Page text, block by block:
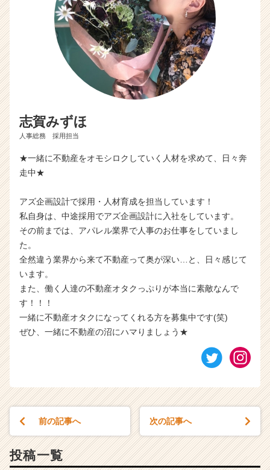
志賀みずほ
人事総務 採用担当
★一緒に不動産をオモシロクしていく人材を求めて、日々奔
走中★
アズ企画設計で採用・人材育成を担当しています！
私自身は、中途採用でアズ企画設計に入社をしています。
その前までは、アパレル業界で人事のお仕事をしていまし
た。
全然違う業界から来て不動産って奥が深い…と、日々感じて
います。
また、働く人達の不動産オタクっぷりが本当に素敵なんで
す！！！
一緒に不動産オタクになってくれる方を募集中です(笑)
ぜひ、一緒に不動産の沼にハマりましょう★
前の記事へ 次の記事へ
投稿一覧